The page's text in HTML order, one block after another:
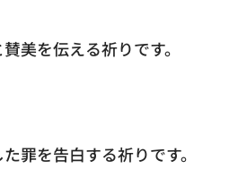
美を伝える祈りです。
罪を告白する祈りです。